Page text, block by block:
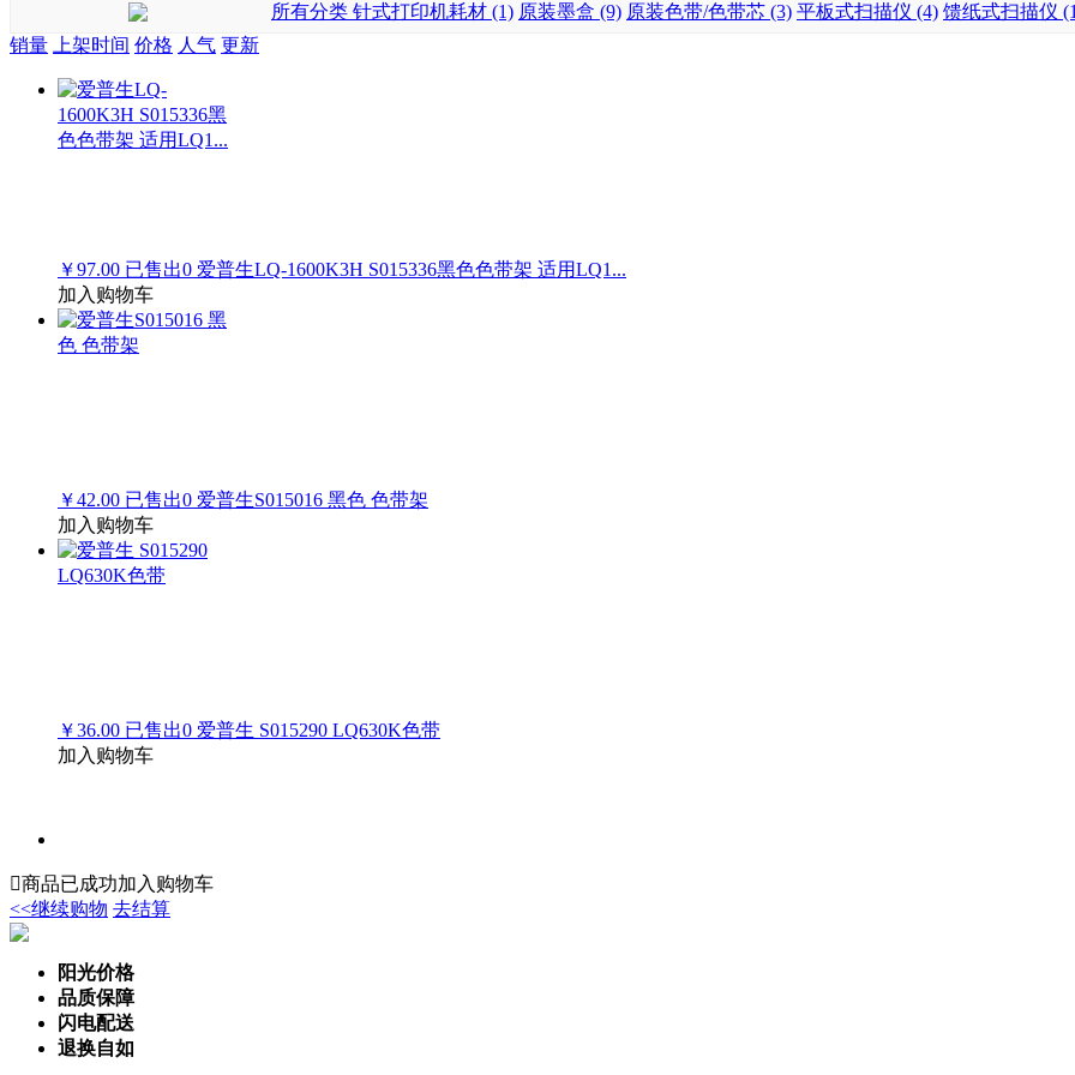
所有分类 针式打印机耗材 (1) 原装墨盒 (9) 原装色带/色带芯 (3) 平板式扫描仪 (4) 馈纸式扫描仪
销量
上架时间 价格 人气 更新
￥97.00 已售出0 爱普生LQ-1600K3H S015336黑色色带架 适用LQ1...
加入购物车
￥42.00 已售出0 爱普生S015016 黑色 色带架
加入购物车
￥36.00 已售出0 爱普生 S015290 LQ630K色带
加入购物车
商品已成功加入购物车
<<继续购物 去结算
阳光价格
品质保障
闪电配送
退换自如